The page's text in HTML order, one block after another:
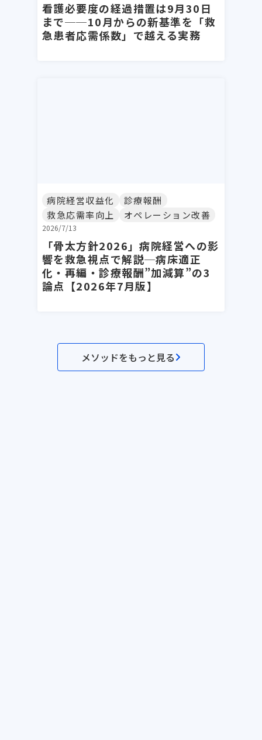
看護必要度の経過措置は9月30日
まで──10月からの新基準を「救
急患者応需係数」で越える実務
病院経営収益化
診療報酬
救急応需率向上
オペレーション改善
2026/7/13
「骨太方針2026」病院経営への影
響を救急視点で解説─病床適正
化・再編・診療報酬”加減算”の3
論点【2026年7月版】
メソッドをもっと見る